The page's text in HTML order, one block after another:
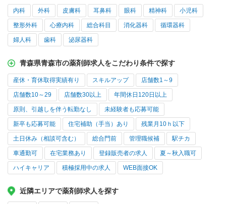
内科 外科 皮膚科 耳鼻科 眼科 精神科 小児科
整形外科 心療内科 総合科目 消化器科 循環器科
婦人科 歯科 泌尿器科
青森県青森市の薬剤師求人をこだわり条件で探す
産休・育休取得実績有り スキルアップ 店舗数1～9
店舗数10～29 店舗数30以上 年間休日120日以上
原則、引越しを伴う転勤なし 未経験者も応募可能
新卒も応募可能 住宅補助（手当）あり 残業月10ｈ以下
土日休み（相談可含む） 総合門前 管理職候補 駅チカ
車通勤可 在宅業務あり 登録販売者の求人 夏～秋入職可
ハイキャリア 積極採用中の求人 WEB面接OK
近隣エリアで薬剤師求人を探す